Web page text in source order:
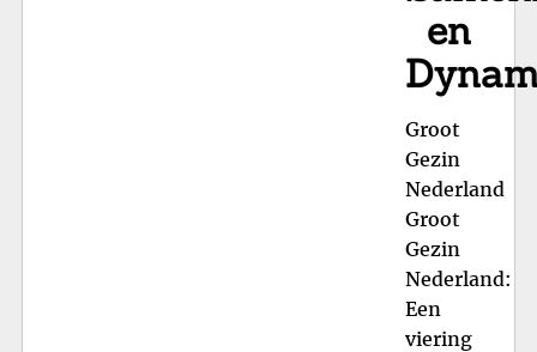
en
Groot
Gezin
Nederland
Groot
Gezin
Nederland:
Een
viering